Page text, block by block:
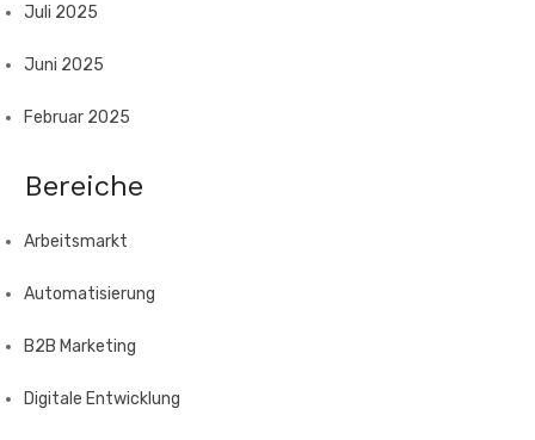
Juli 2025
Juni 2025
Februar 2025
Bereiche
Arbeitsmarkt
Automatisierung
B2B Marketing
Digitale Entwicklung